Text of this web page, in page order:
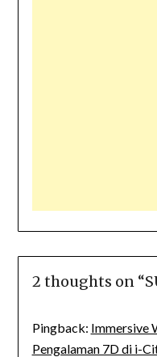
2 thoughts on “
Pingback: Immersive
Pengalaman 7D di i-